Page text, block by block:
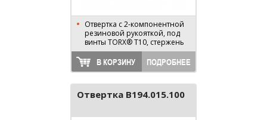
Отвертка с 2-компонентной
резиновой рукояткой, под
винты TORX® T10, стержень
75 мм, длина 170 мм
В КОРЗИНУ ПОДРОБНЕЕ
Отвертка B194.015.100